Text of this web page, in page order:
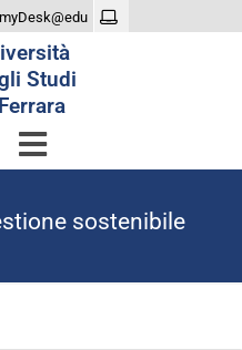
myDesk@edu
Studi
sostenibile